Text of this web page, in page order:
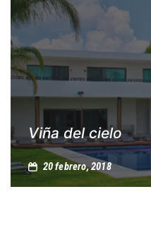
Viña del cielo
20 febrero, 2018